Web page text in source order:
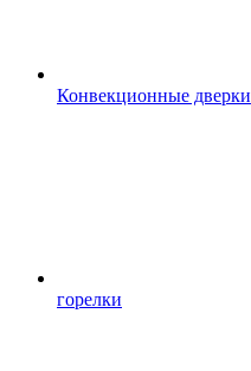
Конвекционные дверки
горелки